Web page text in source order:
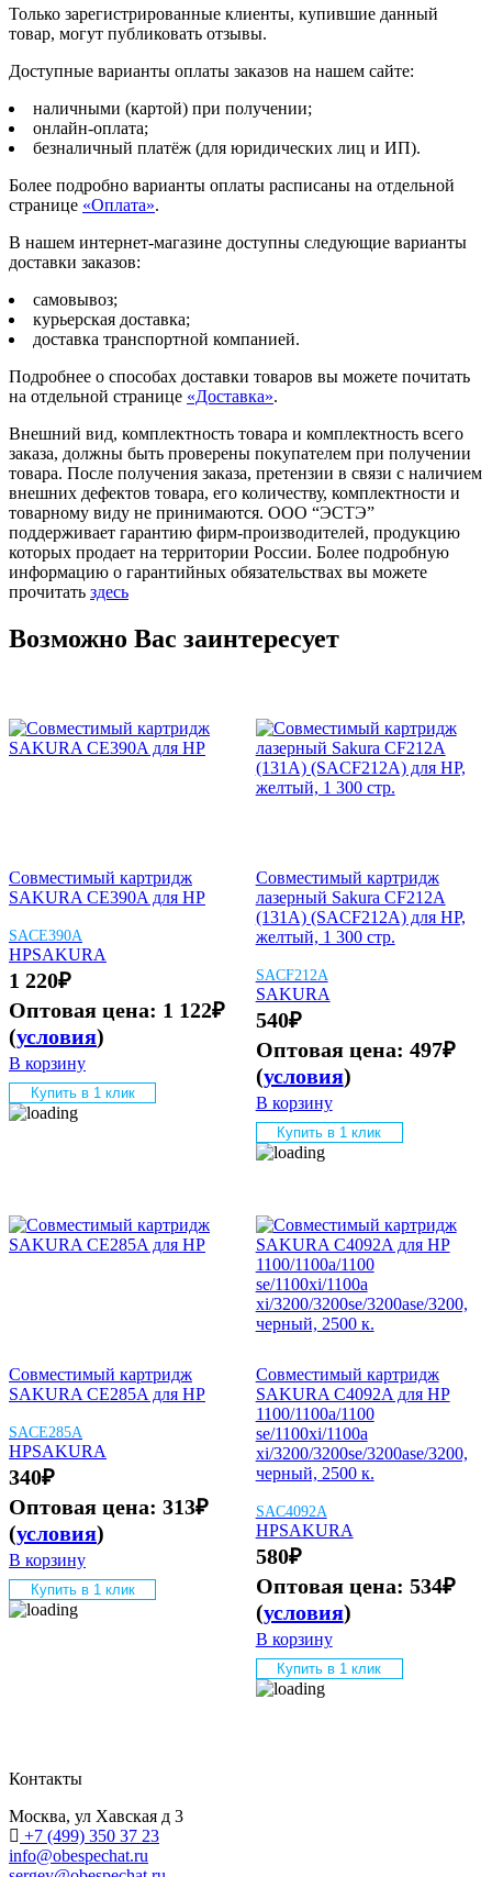
Только зарегистрированные клиенты, купившие данный
товар, могут публиковать отзывы.
Доступные варианты оплаты заказов на нашем сайте:
наличными (картой) при получении;
онлайн-оплата;
безналичный платёж (для юридических лиц и ИП).
Более подробно варианты оплаты расписаны на отдельной
странице «Оплата».
В нашем интернет-магазине доступны следующие варианты
доставки заказов:
самовывоз;
курьерская доставка;
доставка транспортной компанией.
Подробнее о способах доставки товаров вы можете почитать
на отдельной странице «Доставка».
Внешний вид, комплектность товара и комплектность всего
заказа, должны быть проверены покупателем при получении
товара. После получения заказа, претензии в связи с наличием
внешних дефектов товара, его количеству, комплектности и
товарному виду не принимаются. ООО “ЭСТЭ”
поддерживает гарантию фирм-производителей, продукцию
которых продает на территории России. Более подробную
информацию о гарантийных обязательствах вы можете
прочитать здесь
Возможно Вас заинтересует
Совместимый картридж
SAKURA CE390A для HP
SACE390A
HPSAKURA
1 220₽
Оптовая цена: 1 122₽
(условия)
В корзину
Купить в 1 клик
Совместимый картридж
лазерный Sakura CF212A
(131A) (SACF212A) для HP,
желтый, 1 300 стр.
SACF212A
SAKURA
540₽
Оптовая цена: 497₽
(условия)
В корзину
Купить в 1 клик
Совместимый картридж
SAKURA CE285A для HP
SACE285A
HPSAKURA
340₽
Оптовая цена: 313₽
(условия)
В корзину
Купить в 1 клик
Совместимый картридж
SAKURA C4092A для HP
1100/1100a/1100
se/1100xi/1100a
xi/3200/3200se/3200ase/3200,
черный, 2500 к.
SAC4092A
HPSAKURA
580₽
Оптовая цена: 534₽
(условия)
В корзину
Купить в 1 клик
Контакты
Москва, ул Хавская д 3
+7 (499) 350 37 23
info@obespechat.ru